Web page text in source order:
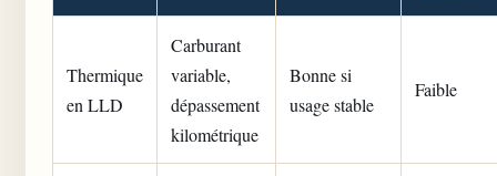
Thermique
en LLD
Carburant
variable,
dépassement
kilométrique
Bonne si
usage stable
Faible